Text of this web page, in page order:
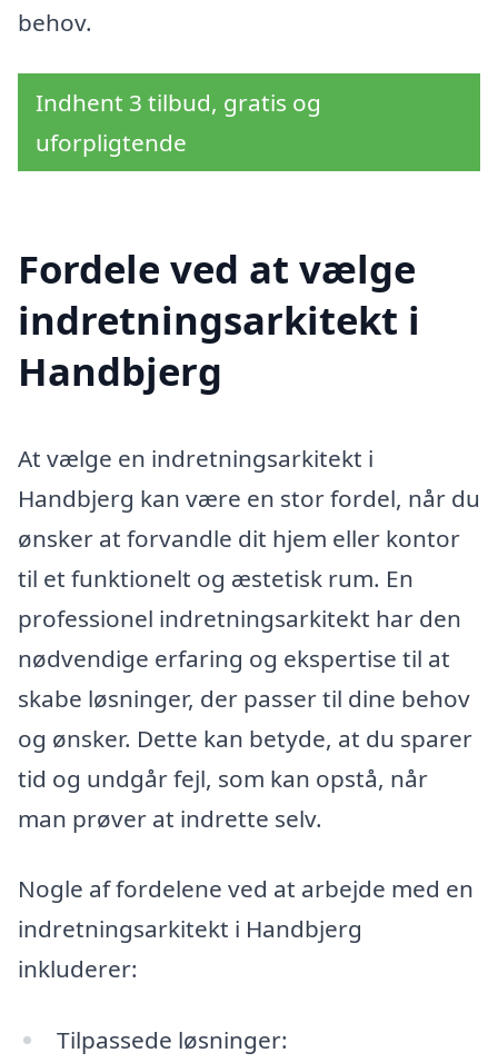
behov.
Indhent 3 tilbud, gratis og
uforpligtende
Fordele ved at vælge
indretningsarkitekt i
Handbjerg
At vælge en indretningsarkitekt i
Handbjerg kan være en stor fordel, når du
ønsker at forvandle dit hjem eller kontor
til et funktionelt og æstetisk rum. En
professionel indretningsarkitekt har den
nødvendige erfaring og ekspertise til at
skabe løsninger, der passer til dine behov
og ønsker. Dette kan betyde, at du sparer
tid og undgår fejl, som kan opstå, når
man prøver at indrette selv.
Nogle af fordelene ved at arbejde med en
indretningsarkitekt i Handbjerg
inkluderer:
Tilpassede løsninger: